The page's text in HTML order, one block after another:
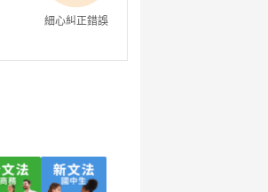
細心糾正錯誤